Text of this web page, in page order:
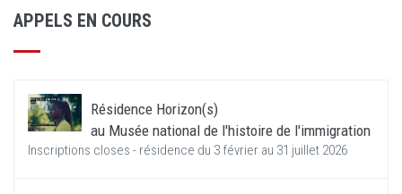
APPELS EN COURS
Résidence Horizon(s)
au Musée national de l'histoire de l'immigration
Inscriptions closes - résidence du 3 février au 31 juillet 2026